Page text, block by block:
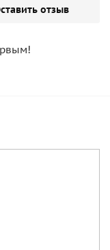
отзыв